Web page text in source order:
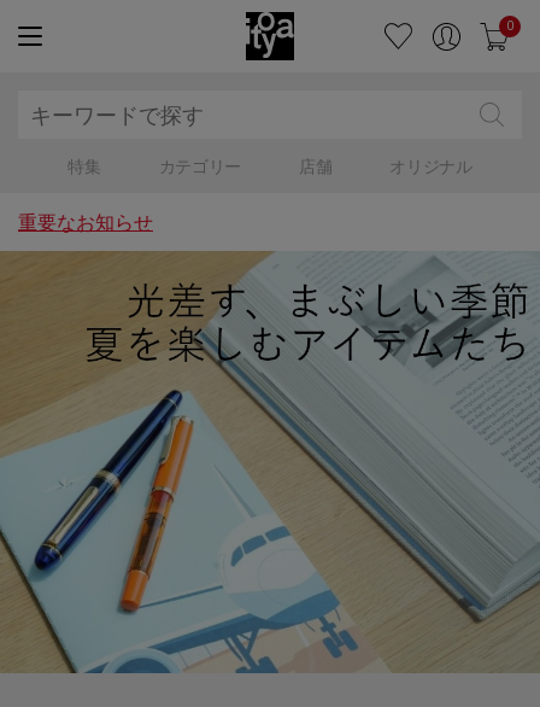
0
特集 カテゴリー 店舗 オリジナル
重要なお知らせ